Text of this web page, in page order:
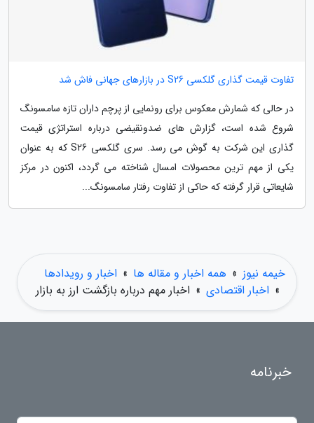
تفاوت قیمت گذاری گلکسی S26 در بازارهای جهانی فاش شد
در حالی که شمارش معکوس برای رونمایی از پرچم داران تازه سامسونگ
شروع شده است، گزارش های ضدونقیضی درباره استراتژی قیمت
گذاری این شرکت به گوش می رسد. سری گلکسی S26 که به عنوان
یکی از مهم ترین محصولات امسال شناخته می گردد، اکنون در مرکز
شایعاتی قرار گرفته که حاکی از تفاوت رفتار سامسونگ...
خیمه نیوز » همه اخبار و مقاله ها » اخبار و رویدادها
» اخبار اقتصادی » اخبار مهم درباره بازگشت ارز به بازار
خبرنامه